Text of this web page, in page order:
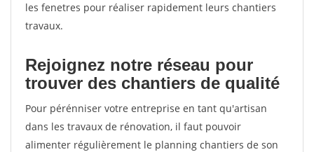
les fenetres pour réaliser rapidement leurs chantiers
travaux.
Rejoignez notre réseau pour
trouver des chantiers de qualité
Pour pérénniser votre entreprise en tant qu'artisan
dans les travaux de rénovation, il faut pouvoir
alimenter régulièrement le planning chantiers de son